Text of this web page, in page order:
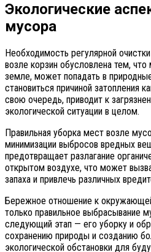
Экологические
мусора
Необходимость регулярной
возле корзин обусловлена тем,
земле, может попадать в
становиться причиной затопления
свою очередь, приводит к
экологической ситуации в целом.
Правильная уборка мест возле
минимизации выбросов вредных
предотвращает разлагание
открытом воздухе, что может
запаха и привлечь различных
Бережное отношение к
только правильное выбрасывание
следующий этап — его уборку и
сохранению природы и созданию
экологической обстановки для